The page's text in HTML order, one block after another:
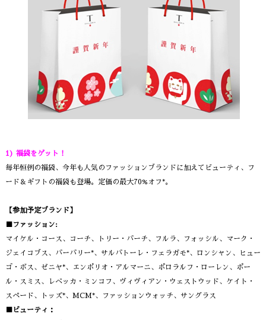
1) 福袋をゲット！
毎年恒例の福袋、今年も人気のファッションブランドに加えてビューティ、フ
ード＆ギフトの福袋も登場。定価の最大70%オフ*。
【参加予定ブランド】
■ファッション:
マイケル・コース、コーチ、トリー・バーチ、フルラ、フォッシル、マーク・
ジェイコブス、バーバリー*、サルバトーレ・フェラガモ*、ロンシャン、ヒュー
ゴ・ボス、ゼニヤ*、エンポリオ・アルマーニ、ポロラルフ・ローレン、ポー
ル・スミス、レベッカ・ミンコフ、ヴィヴィアン・ウェストウッド、ケイト・
スペード、トッズ*、MCM*、ファッションウォッチ、サングラス
■ビューティ：